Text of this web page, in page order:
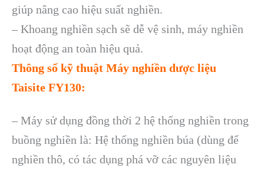
giúp nâng cao hiệu suất nghiền.
– Khoang nghiền sạch sẽ dễ vệ sinh, máy nghiền
hoạt động an toàn hiệu quả.
Thông số kỹ thuật Máy nghiền dược liệu
Taisite FY130:
– Máy sử dụng đồng thời 2 hệ thống nghiền trong
buồng nghiền là: Hệ thống nghiền búa (dùng để
nghiền thô, có tác dụng phá vỡ các nguyên liệu